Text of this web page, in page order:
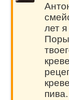
лет